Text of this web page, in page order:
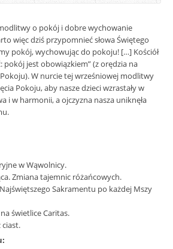
o pokój i dobre wychowanie
więc dziś przypomnieć słowa Świętego
pokój, wychowując do pokoju! […] Kościół
pokój jest obowiązkiem” (z orędzia na
W nurcie tej wrześniowej modlitwy
Pokoju, aby nasze dzieci wzrastały w
i w harmonii, a ojczyzna nasza uniknęła
w Wąwolnicy.
Zmiana tajemnic różańcowych.
Sakramentu po każdej Mszy
świetlice Caritas.
ciast.